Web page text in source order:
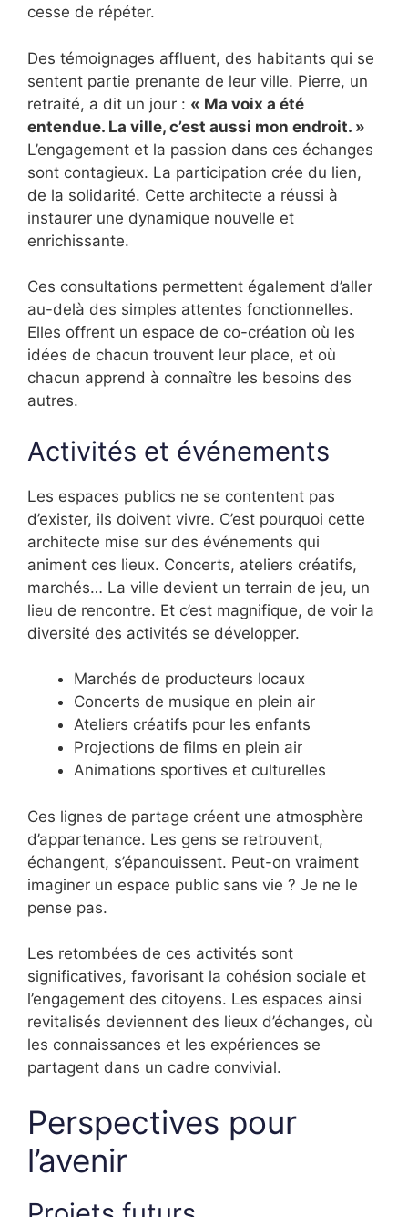
cesse de répéter.
Des témoignages affluent, des habitants qui se
sentent partie prenante de leur ville. Pierre, un
retraité, a dit un jour : « Ma voix a été
entendue. La ville, c’est aussi mon endroit. »
L’engagement et la passion dans ces échanges
sont contagieux. La participation crée du lien,
de la solidarité. Cette architecte a réussi à
instaurer une dynamique nouvelle et
enrichissante.
Ces consultations permettent également d’aller
au-delà des simples attentes fonctionnelles.
Elles offrent un espace de co-création où les
idées de chacun trouvent leur place, et où
chacun apprend à connaître les besoins des
autres.
Activités et événements
Les espaces publics ne se contentent pas
d’exister, ils doivent vivre. C’est pourquoi cette
architecte mise sur des événements qui
animent ces lieux. Concerts, ateliers créatifs,
marchés… La ville devient un terrain de jeu, un
lieu de rencontre. Et c’est magnifique, de voir la
diversité des activités se développer.
Marchés de producteurs locaux
Concerts de musique en plein air
Ateliers créatifs pour les enfants
Projections de films en plein air
Animations sportives et culturelles
Ces lignes de partage créent une atmosphère
d’appartenance. Les gens se retrouvent,
échangent, s’épanouissent. Peut-on vraiment
imaginer un espace public sans vie ? Je ne le
pense pas.
Les retombées de ces activités sont
significatives, favorisant la cohésion sociale et
l’engagement des citoyens. Les espaces ainsi
revitalisés deviennent des lieux d’échanges, où
les connaissances et les expériences se
partagent dans un cadre convivial.
Perspectives pour
l’avenir